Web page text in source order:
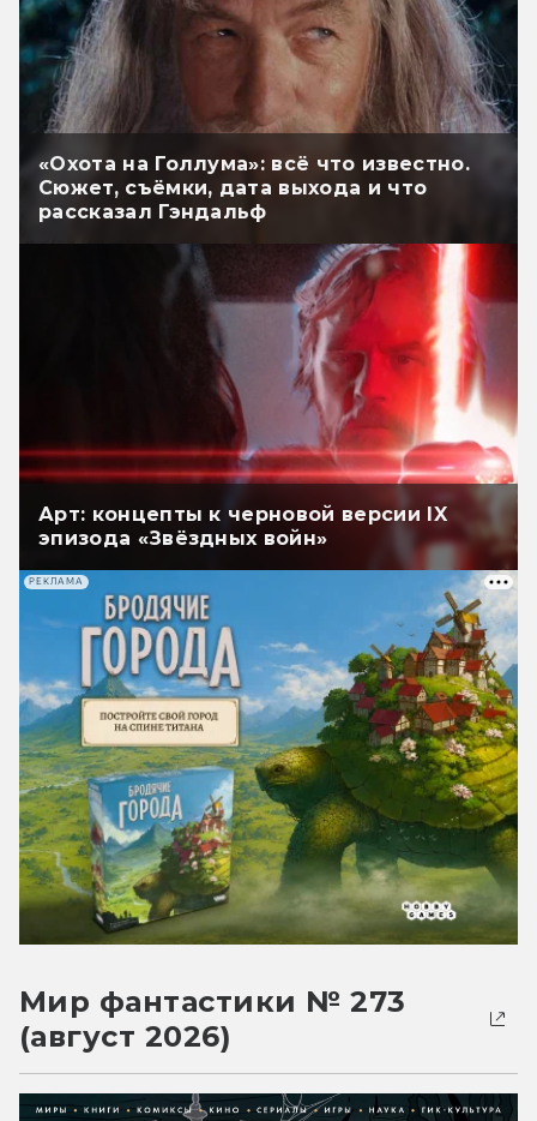
«Охота на Голлума»: всё что известно.
Сюжет, съёмки, дата выхода и что
рассказал Гэндальф
Арт: концепты к черновой версии IX
эпизода «Звёздных войн»
РЕКЛАМА
Мир фантастики № 273
(август 2026)